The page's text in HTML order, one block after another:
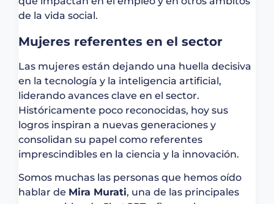
de la vida social.
Mujeres referentes en el sector
Las mujeres están dejando una huella decisiva
en la tecnología y la inteligencia artificial,
liderando avances clave en el sector.
Históricamente poco reconocidas, hoy sus
logros inspiran a nuevas generaciones y
consolidan su papel como referentes
imprescindibles en la ciencia y la innovación.
Somos muchas las personas que hemos oído
hablar de Mira Murati, una de las principales